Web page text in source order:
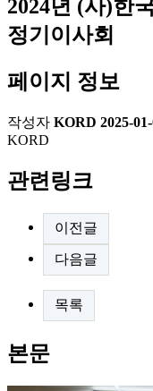
2024년 (사)한
정기이사회
페이지 정보
작성자 KORD 2025-
KORD
관련링크
이전글
다음글
목록
본문